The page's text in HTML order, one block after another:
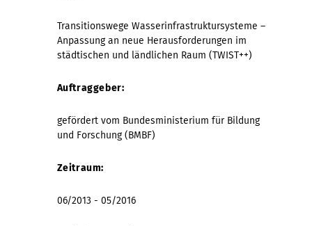
Transitionswege Wasserinfrastruktursysteme –
Anpassung an neue Herausforderungen im
städtischen und ländlichen Raum (TWIST++)
Auftraggeber:
gefördert vom Bundesministerium für Bildung
und Forschung (BMBF)
Zeitraum:
06/2013 - 05/2016